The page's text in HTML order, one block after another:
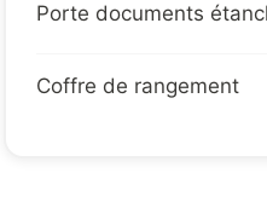
verrouillage du plateau
Porte documents
Coffre de rangement